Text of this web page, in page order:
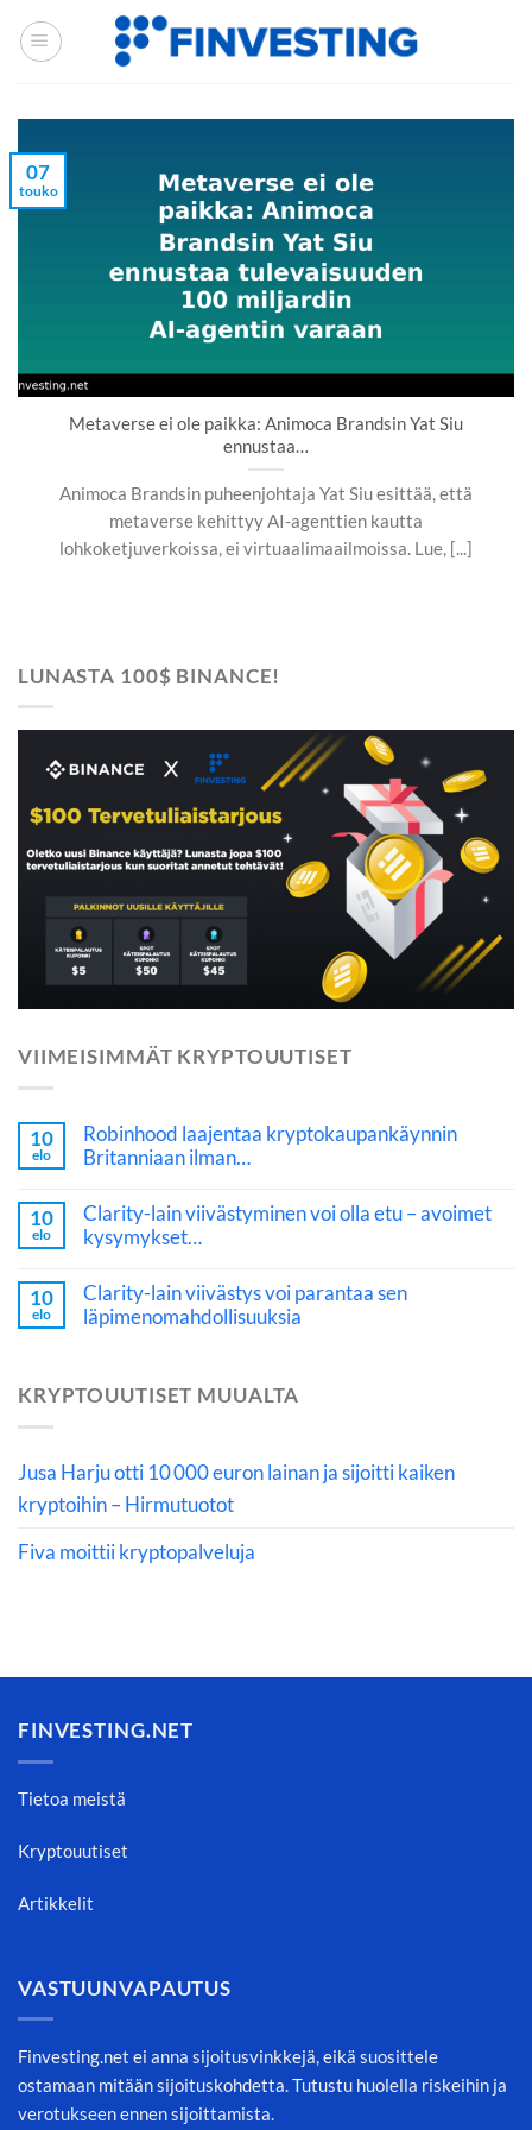
Siirry
sisältöön
Metaverse ei ole paikka: Animoca Brandsin Yat Siu
ennustaa…
Animoca Brandsin puheenjohtaja Yat Siu esittää, että
metaverse kehittyy AI-agenttien kautta
lohkoketjuverkoissa, ei virtuaalimaailmoissa. Lue, [...]
07
touko
LUNASTA 100$ BINANCE!
VIIMEISIMMÄT KRYPTOUUTISET
10
elo
Robinhood laajentaa kryptokaupankäynnin
Britanniaan ilman…
10
elo
Clarity-lain viivästyminen voi olla etu – avoimet
kysymykset…
10
elo
Clarity-lain viivästys voi parantaa sen
läpimenomahdollisuuksia
KRYPTOUUTISET MUUALTA
Jusa Harju otti 10 000 euron lainan ja sijoitti kaiken
kryptoihin – Hirmutuotot
Fiva moittii kryptopalveluja
FINVESTING.NET
Tietoa meistä
Kryptouutiset
Artikkelit
VASTUUNVAPAUTUS
Finvesting.net ei anna sijoitusvinkkejä, eikä suosittele
ostamaan mitään sijoituskohdetta. Tutustu huolella riskeihin ja
verotukseen ennen sijoittamista.